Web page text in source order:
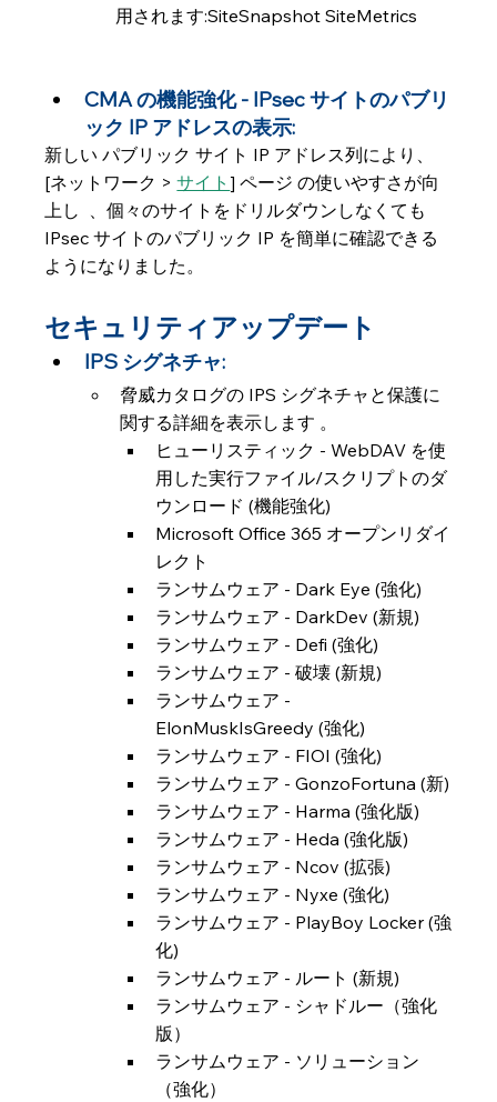
用されます:SiteSnapshot SiteMetrics
CMA の機能強化 - IPsec サイトのパブリ
ック IP アドレスの表示:
新しい パブリック サイト IP アドレス列により、
[ネットワーク > サイト ] ページ の使いやすさが向
上し  、個々のサイトをドリルダウンしなくても
IPsec サイトのパブリック IP を簡単に確認できる
ようになりました。
セキュリティアップデート
IPS シグネチャ:
脅威カタログの IPS シグネチャと保護に
関する詳細を表示します 。
ヒューリスティック - WebDAV を使
用した実行ファイル/スクリプトのダ
ウンロード (機能強化)
Microsoft Office 365 オープンリダイ
レクト
ランサムウェア - Dark Eye (強化)
ランサムウェア - DarkDev (新規)
ランサムウェア - Defi (強化)
ランサムウェア - 破壊 (新規)
ランサムウェア -
ElonMuskIsGreedy (強化)
ランサムウェア - FIOI (強化)
ランサムウェア - GonzoFortuna (新)
ランサムウェア - Harma (強化版)
ランサムウェア - Heda (強化版)
ランサムウェア - Ncov (拡張)
ランサムウェア - Nyxe (強化)
ランサムウェア - PlayBoy Locker (強
化)
ランサムウェア - ルート (新規)
ランサムウェア - シャドルー（強化
版）
ランサムウェア - ソリューション
（強化）